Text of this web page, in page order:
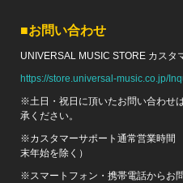
■お問い合わせ
UNIVERSAL MUSIC STORE カスタ
https://store.universal-music.co.jp/
※土日・祝日に頂いたお問い合わせ
承ください。
※カスタマーサポート通常営業時
末年始を除く）
※スマートフォン・携帯電話からお